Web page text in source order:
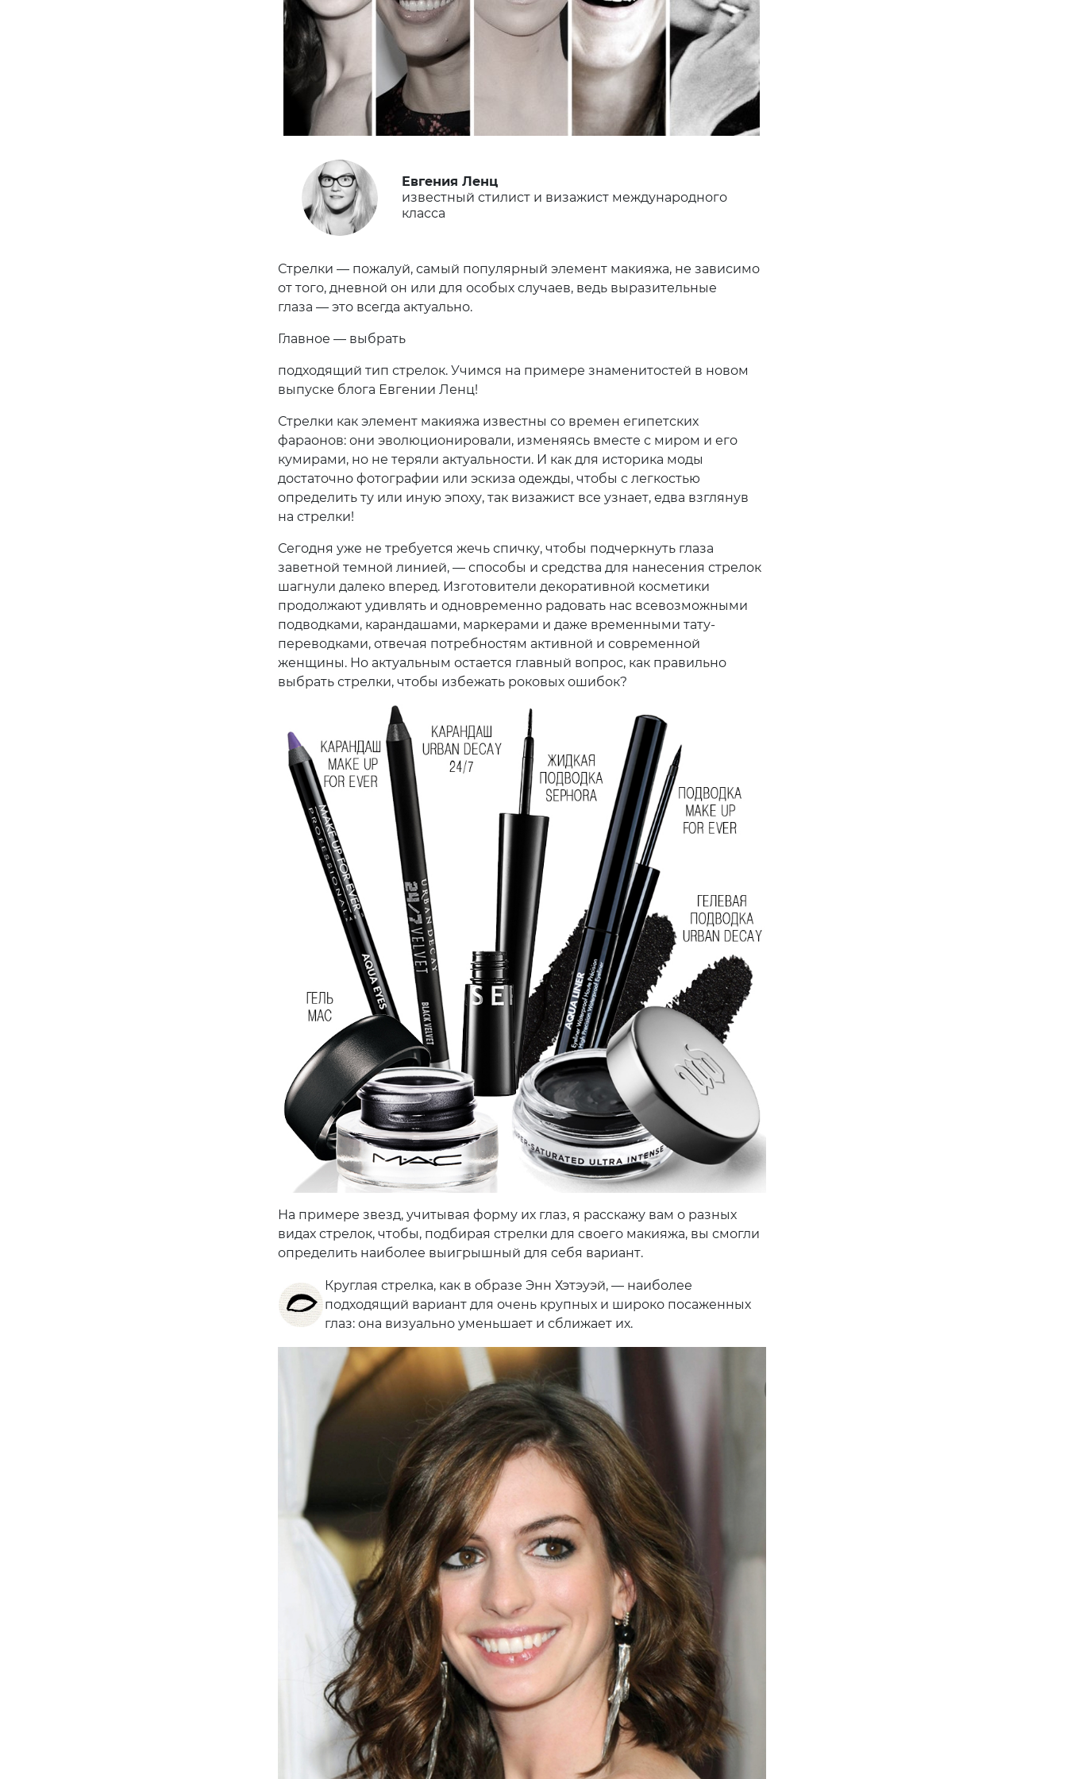
Евгения Ленц
известный стилист и визажист международного
класса
Стрелки — пожалуй, самый популярный элемент макияжа, не зависимо
от того, дневной он или для особых случаев, ведь выразительные
глаза — это всегда актуально.
Главное — выбрать
подходящий тип стрелок. Учимся на примере знаменитостей в новом
выпуске блога Евгении Ленц!
Стрелки как элемент макияжа известны со времен египетских
фараонов: они эволюционировали, изменяясь вместе с миром и его
кумирами, но не теряли актуальности. И как для историка моды
достаточно фотографии или эскиза одежды, чтобы с легкостью
определить ту или иную эпоху, так визажист все узнает, едва взглянув
на стрелки!
Сегодня уже не требуется жечь спичку, чтобы подчеркнуть глаза
заветной темной линией, — способы и средства для нанесения стрелок
шагнули далеко вперед. Изготовители декоративной косметики
продолжают удивлять и одновременно радовать нас всевозможными
подводками, карандашами, маркерами и даже временными тату-
переводками, отвечая потребностям активной и современной
женщины. Но актуальным остается главный вопрос, как правильно
выбрать стрелки, чтобы избежать роковых ошибок?
На примере звезд, учитывая форму их глаз, я расскажу вам о разных
видах стрелок, чтобы, подбирая стрелки для своего макияжа, вы смогли
определить наиболее выигрышный для себя вариант.
Круглая стрелка, как в образе Энн Хэтэуэй, — наиболее
подходящий вариант для очень крупных и широко посаженных
глаз: она визуально уменьшает и сближает их.